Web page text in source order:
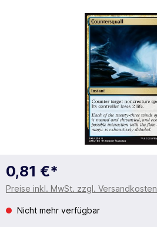
0,81 €*
Preise inkl. MwSt. zzgl. Versandkosten
Nicht mehr verfügbar